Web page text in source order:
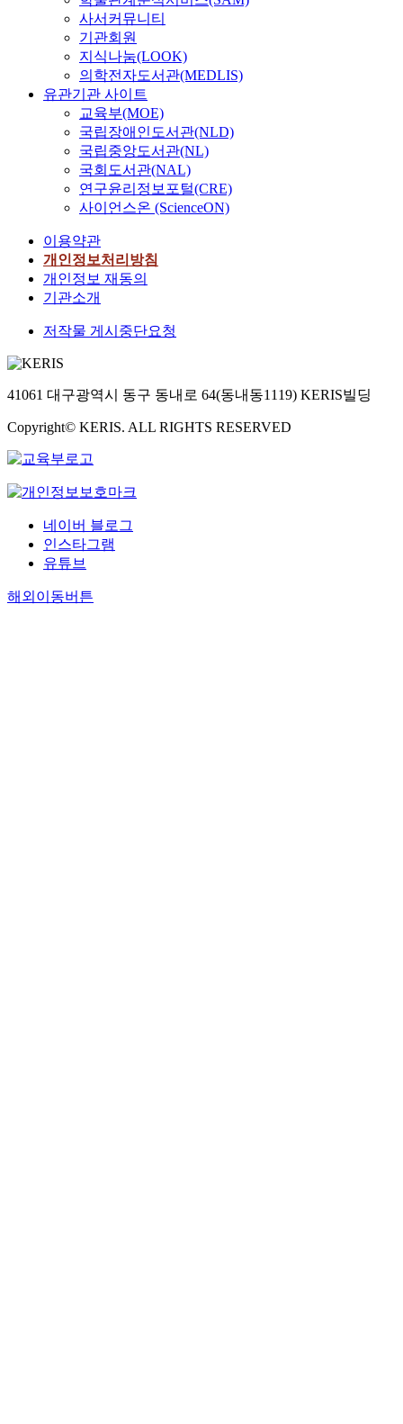
사서커뮤니티
기관회원
지식나눔(LOOK)
의학전자도서관(MEDLIS)
유관기관 사이트
교육부(MOE)
국립장애인도서관(NLD)
국립중앙도서관(NL)
국회도서관(NAL)
연구윤리정보포털(CRE)
사이언스온 (ScienceON)
이용약관
개인정보처리방침
개인정보 재동의
기관소개
저작물 게시중단요청
41061 대구광역시 동구 동내로 64(동내동1119) KERIS빌딩
Copyright© KERIS. ALL RIGHTS RESERVED
네이버 블로그
인스타그램
유튜브
해외이동버튼